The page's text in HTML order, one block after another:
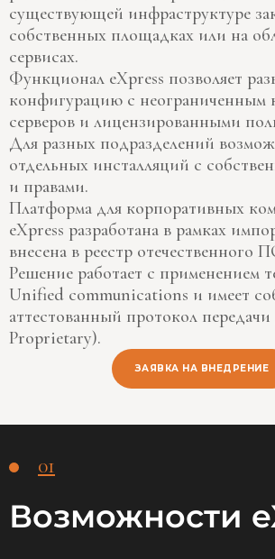
существующей инфраструктуре
собственных площадках или на
сервисах.
Функционал eXpress позволяет
конфигурацию с неограниченным
серверов и лицензированными
Для разных подразделений
отдельных инсталляций с
и правами.
Платформа для корпоративных
eXpress разработана в рамках
внесена в реестр отечественного
Решение работает с применением
Unified communications и имеет
аттестованный протокол
Proprietary).
ЗАЯВКА НА ВНЕДРЕНИЕ
01
Возможности